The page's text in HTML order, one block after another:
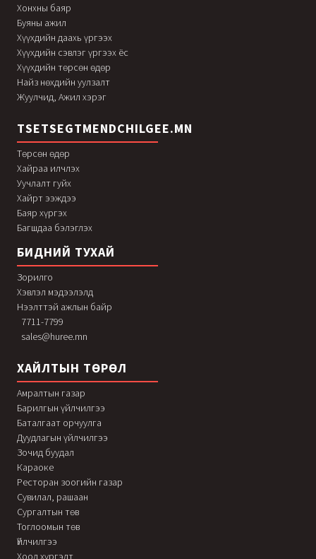
Хонхны баяр
Буяны ажил
Хүүхдийн даахь үргээх
Хүүхдийн сэвлэг үргээх ёс
Хүүхдийн төрсөн өдөр
Найз нөхдийн уулзалт
Жуулчид, Ажил хэрэг
TSETSEGTMENDCHILGEE.MN
Төрсөн өдөр
Хайраа илчлэх
Уучлалт гуйх
Хайрт ээждээ
Баяр хүргэх
Багшдаа бэлэглэх
БИДНИЙ ТУХАЙ
Зорилго
Хэвлэл мэдээлэлд
Нээлттэй ажлын байр
7711-7799
sales@huree.mn
ХАЙЛТЫН ТӨРӨЛ
Амралтын газар
Барилгын үйлчилгээ
Баталгаат орчуулга
Дуудлагын үйлчилгээ
Зочид буудал
Караоке
Ресторан зоогийн газар
Сувилал, рашаан
Сургалтын төв
Тоглоомын төв
Үйлчилгээ
Хоол хүргэлт